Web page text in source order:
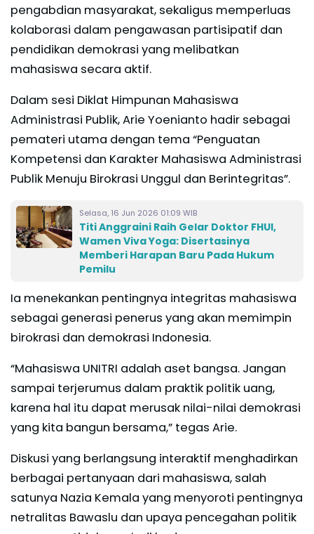
pengabdian masyarakat, sekaligus memperluas
kolaborasi dalam pengawasan partisipatif dan
pendidikan demokrasi yang melibatkan
mahasiswa secara aktif.
Dalam sesi Diklat Himpunan Mahasiswa
Administrasi Publik, Arie Yoenianto hadir sebagai
pemateri utama dengan tema “Penguatan
Kompetensi dan Karakter Mahasiswa Administrasi
Publik Menuju Birokrasi Unggul dan Berintegritas”.
Selasa, 16 Jun 2026 01:09 WIB
Titi Anggraini Raih Gelar Doktor FHUI,
Wamen Viva Yoga: Disertasinya
Memberi Harapan Baru Pada Hukum
Pemilu
Ia menekankan pentingnya integritas mahasiswa
sebagai generasi penerus yang akan memimpin
birokrasi dan demokrasi Indonesia.
“Mahasiswa UNITRI adalah aset bangsa. Jangan
sampai terjerumus dalam praktik politik uang,
karena hal itu dapat merusak nilai-nilai demokrasi
yang kita bangun bersama,” tegas Arie.
Diskusi yang berlangsung interaktif menghadirkan
berbagai pertanyaan dari mahasiswa, salah
satunya Nazia Kemala yang menyoroti pentingnya
netralitas Bawaslu dan upaya pencegahan politik